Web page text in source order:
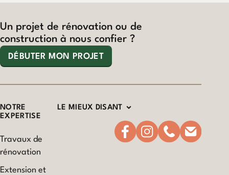
Un projet de rénovation ou de
construction à nous confier ?
DÉBUTER MON PROJET
NOTRE
EXPERTISE
Travaux de
rénovation
Extension et
LE MIEUX DISANT